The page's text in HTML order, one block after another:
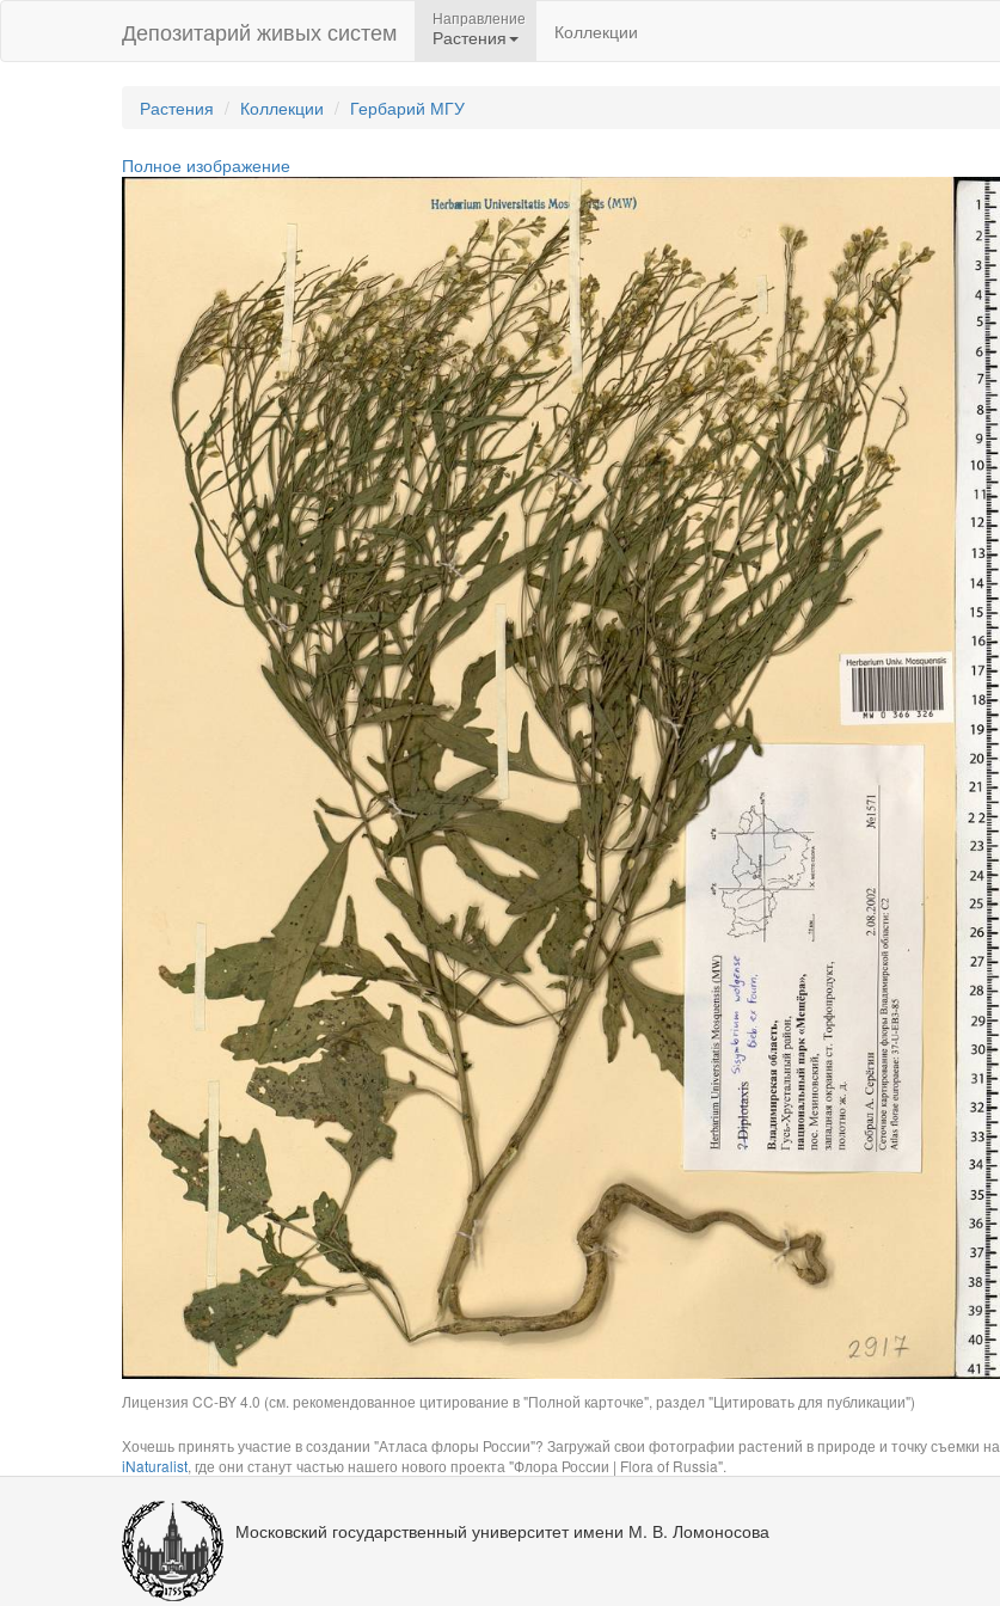
Депозитарий живых систем Направление
Растения Коллекции
Растения Коллекции Гербарий МГУ
Полное изображение
Лицензия CC-BY 4.0 (см. рекомендованное цитирование в "Полной карточке", раздел "Цитировать для публикации")
Хочешь принять участие в создании "Атласа флоры России"? Загружай свои фотографии растений в природе и точку съемки на
iNaturalist, где они станут частью нашего нового проекта "Флора России | Flora of Russia".
Московский государственный университет имени М. В. Ломоносова